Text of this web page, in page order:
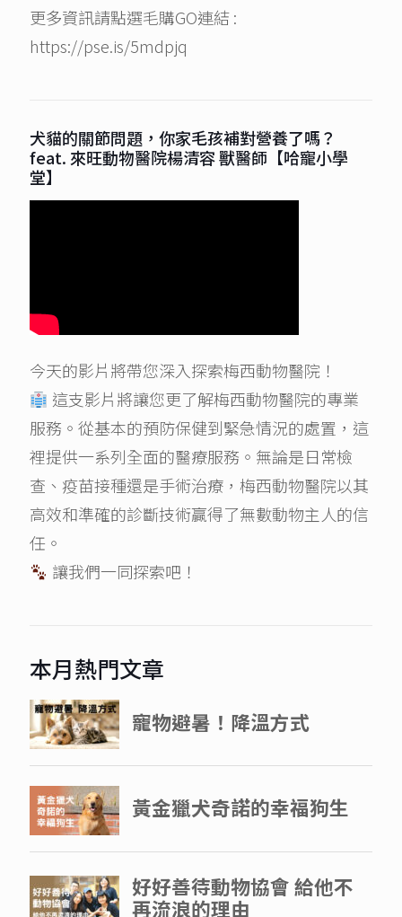
更多資訊請點選毛購GO連結 :
https://pse.is/5mdpjq
犬貓的關節問題，你家毛孩補對營養了嗎？
feat. 來旺動物醫院楊清容 獸醫師【哈寵小學
堂】
今天的影片將帶您深入探索梅西動物醫院！
這支影片將讓您更了解梅西動物醫院的專業
服務。從基本的預防保健到緊急情況的處置，這
裡提供一系列全面的醫療服務。無論是日常檢
查、疫苗接種還是手術治療，梅西動物醫院以其
高效和準確的診斷技術贏得了無數動物主人的信
任。
讓我們一同探索吧！
本月熱門文章